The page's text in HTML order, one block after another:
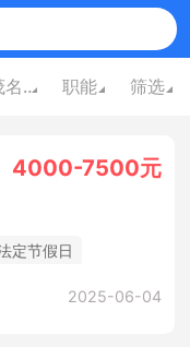
茂名广东 职能 筛选
4000-7500元
定节假日
2025-06-04